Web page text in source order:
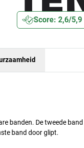
Score: 2,6/5,9
banden. De tweede
band door glipt.